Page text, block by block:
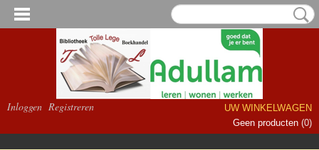
Inloggen Registreren
UW WINKELWAGEN
Geen producten (0)